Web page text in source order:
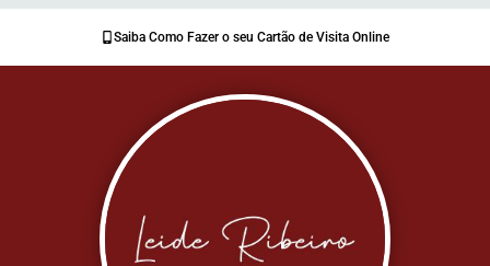
Saiba Como Fazer o seu Cartão de Visita Online